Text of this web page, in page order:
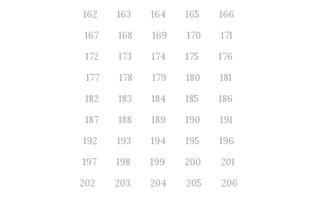
162
163 164 165
166
167
168 169 170
171
172
173 174 175
176
177
178 179 180
181
182
183 184 185
186
187
188 189 190
191
192
193 194 195
196
197
198 199 200
201
202
203 204 205
206